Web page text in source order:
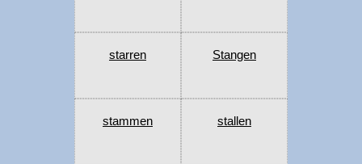
starren Stangen
stammen stallen